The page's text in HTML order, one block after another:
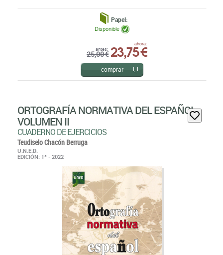
Papel:
antes:
25,00 €
ahora:
23,75 €
Disponible
comprar
ORTOGRAFÍA NORMATIVA DEL ESPAÑOL
VOLUMEN II
CUADERNO DE EJERCICIOS
Teudiselo Chacón Berruga
U.N.E.D.
EDICIÓN: 1ª - 2022